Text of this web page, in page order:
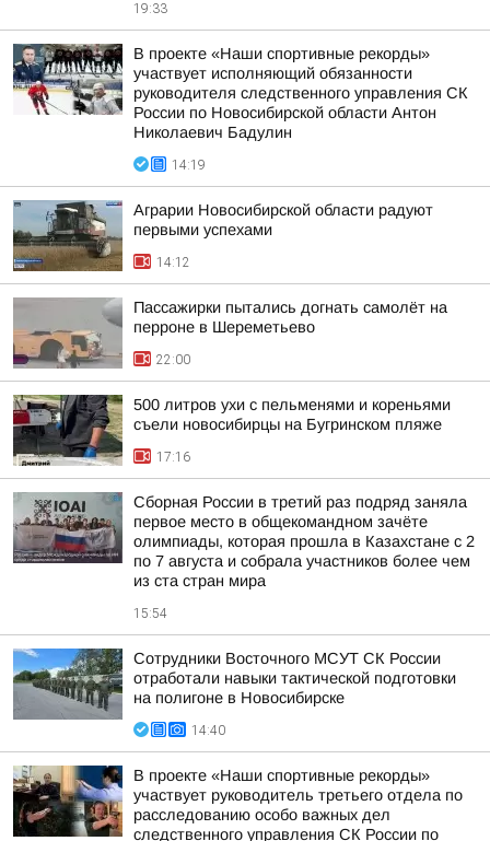
19:33
В проекте «Наши спортивные рекорды»
участвует исполняющий обязанности
руководителя следственного управления СК
России по Новосибирской области Антон
Николаевич Бадулин
14:19
Аграрии Новосибирской области радуют
первыми успехами
14:12
Пассажирки пытались догнать самолёт на
перроне в Шереметьево
22:00
500 литров ухи с пельменями и кореньями
съели новосибирцы на Бугринском пляже
17:16
Сборная России в третий раз подряд заняла
первое место в общекомандном зачёте
олимпиады, которая прошла в Казахстане с 2
по 7 августа и собрала участников более чем
из ста стран мира
15:54
Сотрудники Восточного МСУТ СК России
отработали навыки тактической подготовки
на полигоне в Новосибирске
14:40
В проекте «Наши спортивные рекорды»
участвует руководитель третьего отдела по
расследованию особо важных дел
следственного управления СК России по